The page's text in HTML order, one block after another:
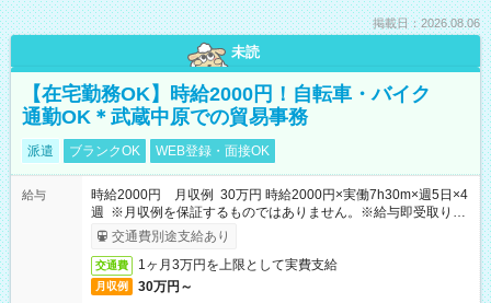
掲載日：2026.08.06
未読
【在宅勤務OK】時給2000円！自転車・バイク
通勤OK＊武蔵中原での貿易事務
派遣 ブランクOK WEB登録・面接OK
給与
時給2000円 月収例 30万円 時給2000円×実働7h30m×週5日×4
週 ※月収例を保証するものではありません。※給与即受取りサ
ービス利用可（利用条件有）
交通費別途支給あり
交通費 1ヶ月3万円を上限として実費支給
月収例 30万円～